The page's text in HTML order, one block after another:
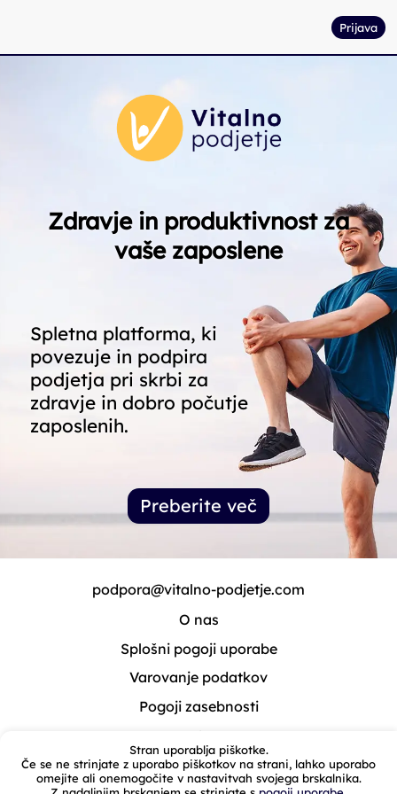
Prijava
Zdravje in produktivnost za
vaše zaposlene
Spletna platforma, ki
povezuje in podpira
podjetja pri skrbi za
zdravje in dobro počutje
zaposlenih.
Preberite več
Stran uporablja piškotke.
Če se ne strinjate z uporabo piškotkov na strani, lahko uporabo
omejite ali onemogočite v nastavitvah svojega brskalnika.
podpora@vitalno-podjetje.com
O nas
Splošni pogoji uporabe
Varovanje podatkov
Pogoji zasebnosti